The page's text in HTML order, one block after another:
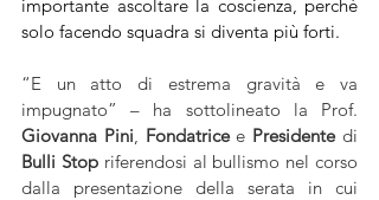
importante ascoltare la coscienza, perché
solo facendo squadra si diventa più forti.
“E un atto di estrema gravità e va
Giovanna Pini, Fondatrice e Presidente
Bulli Stop riferendosi al bullismo nel corso
dalla presentazione della serata in cui